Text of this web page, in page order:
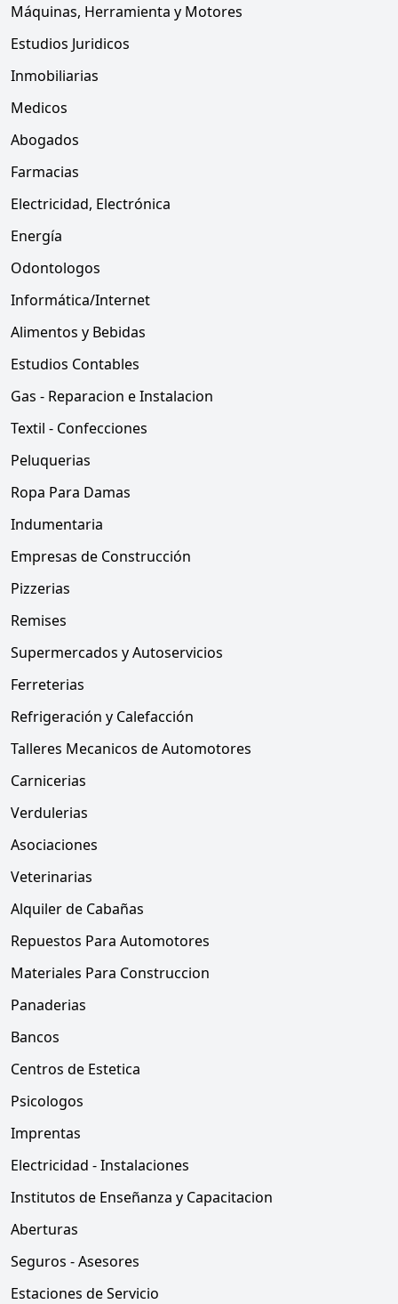
Máquinas, Herramienta y Motores
Estudios Juridicos
Inmobiliarias
Medicos
Abogados
Farmacias
Electricidad, Electrónica
Energía
Odontologos
Informática/Internet
Alimentos y Bebidas
Estudios Contables
Gas - Reparacion e Instalacion
Textil - Confecciones
Peluquerias
Ropa Para Damas
Indumentaria
Empresas de Construcción
Pizzerias
Remises
Supermercados y Autoservicios
Ferreterias
Refrigeración y Calefacción
Talleres Mecanicos de Automotores
Carnicerias
Verdulerias
Asociaciones
Veterinarias
Alquiler de Cabañas
Repuestos Para Automotores
Materiales Para Construccion
Panaderias
Bancos
Centros de Estetica
Psicologos
Imprentas
Electricidad - Instalaciones
Institutos de Enseñanza y Capacitacion
Aberturas
Seguros - Asesores
Estaciones de Servicio